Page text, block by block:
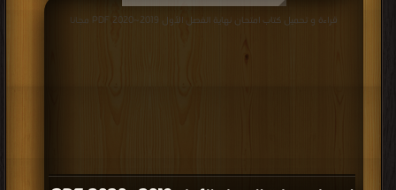
قراءة و تحميل كتاب امتحان نهاية الفصل الأول 2019~2020 PDF مجانا